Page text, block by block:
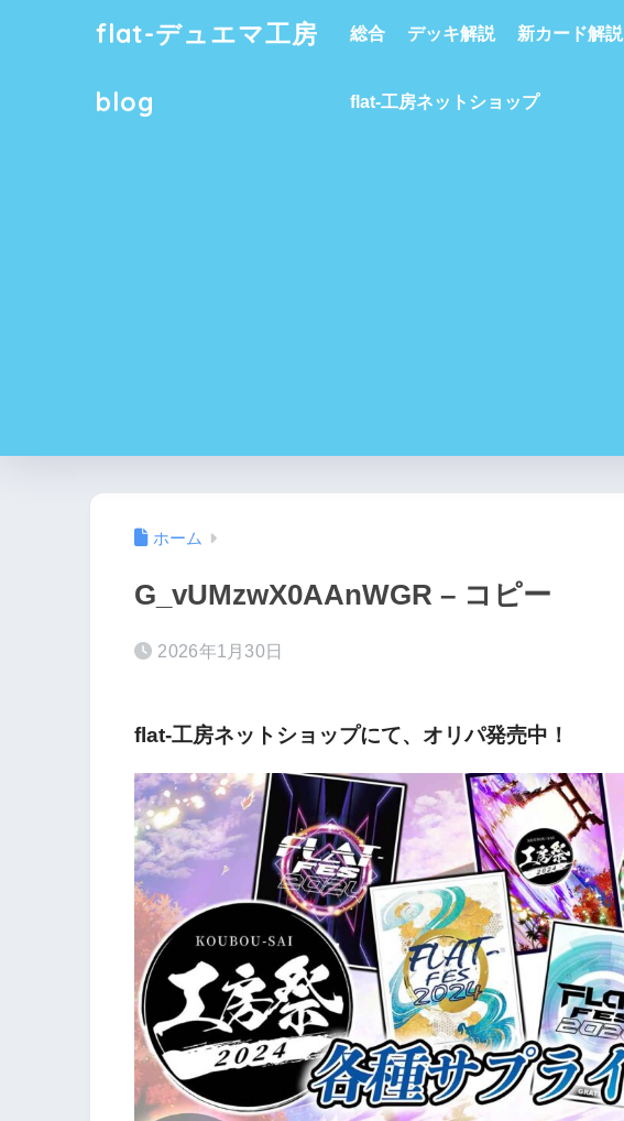
flat-デュエマ工房
blog
総合 デッキ解説 新カード解説
flat-工房ネットショップ
ホーム
G_vUMzwX0AAnWGR – コピー
2026年1月30日
flat-工房ネットショップにて、オリパ発売中！